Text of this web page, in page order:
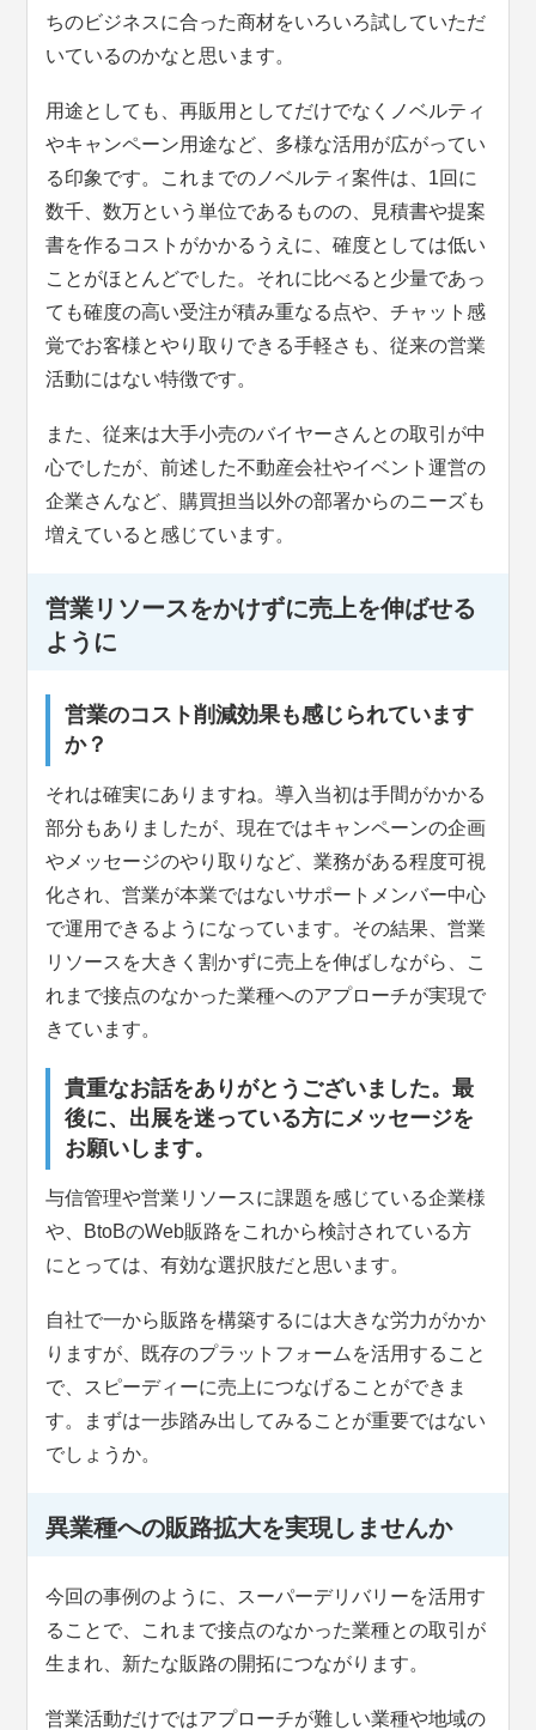
ちのビジネスに合った商材をいろいろ試していただ
いているのかなと思います。
用途としても、再販用としてだけでなくノベルティ
やキャンペーン用途など、多様な活用が広がってい
る印象です。これまでのノベルティ案件は、1回に
数千、数万という単位であるものの、見積書や提案
書を作るコストがかかるうえに、確度としては低い
ことがほとんどでした。それに比べると少量であっ
ても確度の高い受注が積み重なる点や、チャット感
覚でお客様とやり取りできる手軽さも、従来の営業
活動にはない特徴です。
また、従来は大手小売のバイヤーさんとの取引が中
心でしたが、前述した不動産会社やイベント運営の
企業さんなど、購買担当以外の部署からのニーズも
増えていると感じています。
営業リソースをかけずに売上を伸ばせる
ように
営業のコスト削減効果も感じられています
か？
それは確実にありますね。導入当初は手間がかかる
部分もありましたが、現在ではキャンペーンの企画
やメッセージのやり取りなど、業務がある程度可視
化され、営業が本業ではないサポートメンバー中心
で運用できるようになっています。その結果、営業
リソースを大きく割かずに売上を伸ばしながら、こ
れまで接点のなかった業種へのアプローチが実現で
きています。
貴重なお話をありがとうございました。最
後に、出展を迷っている方にメッセージを
お願いします。
与信管理や営業リソースに課題を感じている企業様
や、BtoBのWeb販路をこれから検討されている方
にとっては、有効な選択肢だと思います。
自社で一から販路を構築するには大きな労力がかか
りますが、既存のプラットフォームを活用すること
で、スピーディーに売上につなげることができま
す。まずは一歩踏み出してみることが重要ではない
でしょうか。
異業種への販路拡大を実現しませんか
今回の事例のように、スーパーデリバリーを活用す
ることで、これまで接点のなかった業種との取引が
生まれ、新たな販路の開拓につながります。
営業活動だけではアプローチが難しい業種や地域の